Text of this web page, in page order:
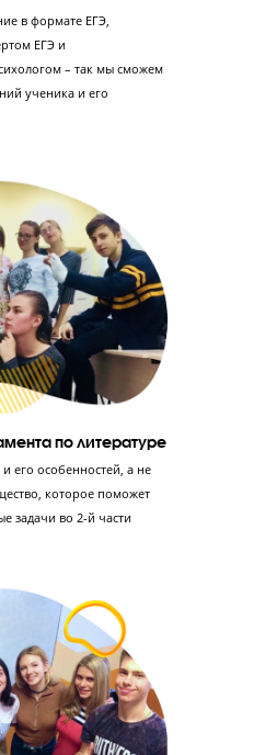
группе, изначально
обучения он может
к ЕГЭ по литературе в